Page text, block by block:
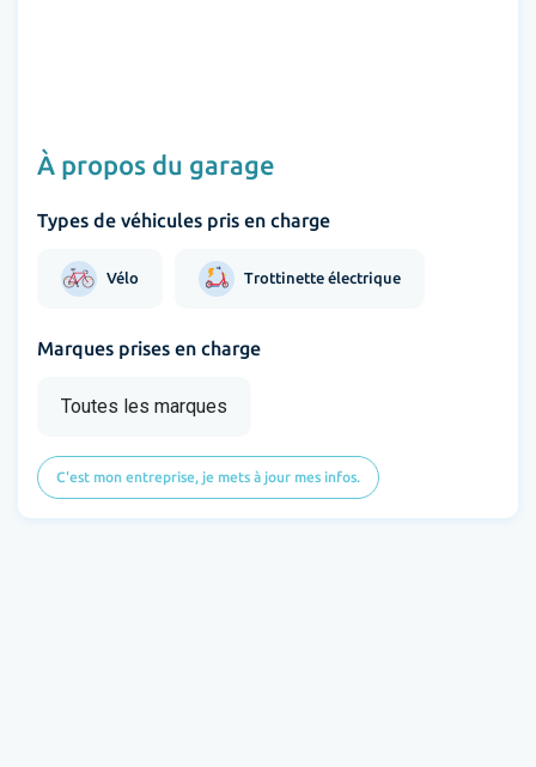
À propos du garage
Types de véhicules pris en charge
Vélo Trottinette électrique
Marques prises en charge
Toutes les marques
C'est mon entreprise, je mets à jour mes infos.